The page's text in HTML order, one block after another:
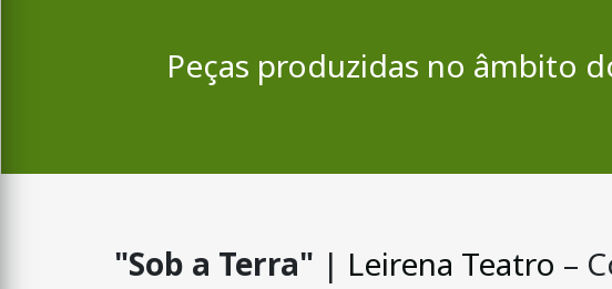
Peças produzidas no âmbito
"Sob a Terra" | Leirena Teatro –